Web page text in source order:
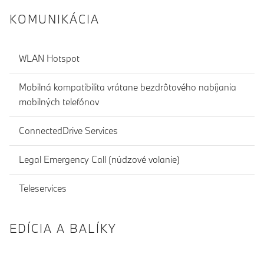
KOMUNIKÁCIA
WLAN Hotspot
Mobilná kompatibilita vrátane bezdrôtového nabíjania
mobilných telefónov
ConnectedDrive Services
Legal Emergency Call (núdzové volanie)
Teleservices
EDÍCIA A BALÍKY